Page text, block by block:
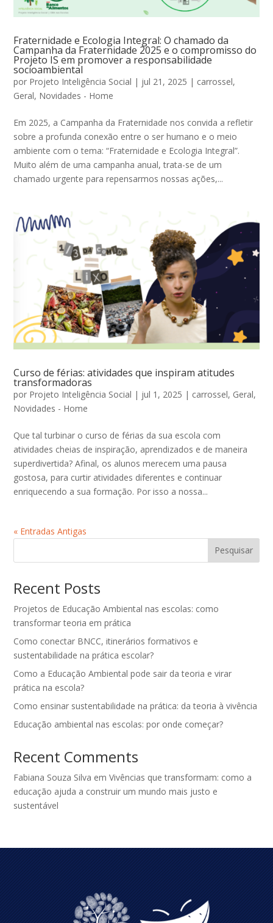
Fraternidade e Ecologia Integral: O chamado da
Campanha da Fraternidade 2025 e o compromisso do
Projeto IS em promover a responsabilidade
socioambiental
por Projeto Inteligência Social | jul 21, 2025 | carrossel,
Geral, Novidades - Home
Em 2025, a Campanha da Fraternidade nos convida a refletir
sobre a profunda conexão entre o ser humano e o meio
ambiente com o tema: “Fraternidade e Ecologia Integral”.
Muito além de uma campanha anual, trata-se de um
chamado urgente para repensarmos nossas ações,...
Curso de férias: atividades que inspiram atitudes
transformadoras
por Projeto Inteligência Social | jul 1, 2025 | carrossel, Geral,
Novidades - Home
Que tal turbinar o curso de férias da sua escola com
atividades cheias de inspiração, aprendizados e de maneira
superdivertida? Afinal, os alunos merecem uma pausa
gostosa, para curtir atividades diferentes e continuar
enriquecendo a sua formação. Por isso a nossa...
« Entradas Antigas
Pesquisar
Recent Posts
Projetos de Educação Ambiental nas escolas: como
transformar teoria em prática
Como conectar BNCC, itinerários formativos e
sustentabilidade na prática escolar?
Como a Educação Ambiental pode sair da teoria e virar
prática na escola?
Como ensinar sustentabilidade na prática: da teoria à vivência
Educação ambiental nas escolas: por onde começar?
Recent Comments
Fabiana Souza Silva emVivências que transformam: como a
educação ajuda a construir um mundo mais justo e
sustentável